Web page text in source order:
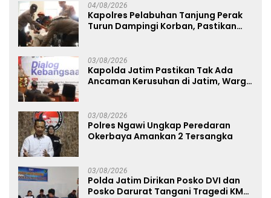
04/08/2026
Kapolres Pelabuhan Tanjung Perak
Turun Dampingi Korban, Pastikan
03/08/2026
Kapolda Jatim Pastikan Tak Ada
Ancaman Kerusuhan di Jatim, Warga
03/08/2026
Polres Ngawi Ungkap Peredaran
Okerbaya Amankan 2 Tersangka
03/08/2026
Polda Jatim Dirikan Posko DVI dan
Posko Darurat Tangani Tragedi KMP